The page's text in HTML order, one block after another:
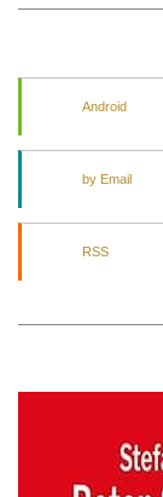
Android
by Email
RSS